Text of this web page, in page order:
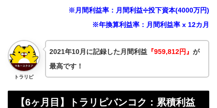
※月間利益率：月間利益➗投下資本(4000万円)
※年換算利益率：月間利益率 x 12カ月
トラリピ
2021年10月に記録した月間利益『959,812円』 が
最高です！
【6ヶ月目】トラリピバンコク：累積利益